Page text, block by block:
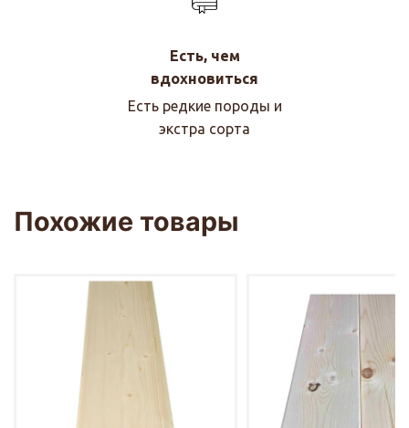
Есть, чем
вдохновиться
Есть редкие породы и
экстра сорта
Похожие товары